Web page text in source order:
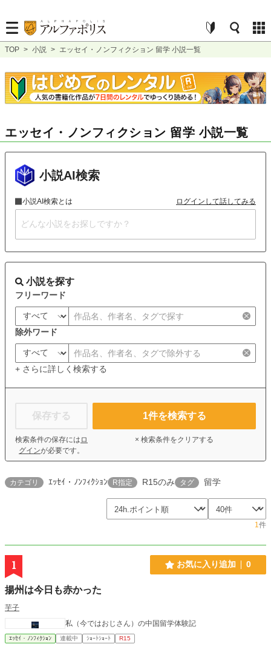
TOP > 小説 > エッセイ・ノンフィクション 留学 小説一覧
エッセイ・ノンフィクション 留学 小説一覧
小説AI検索
小説AI検索とは ログインして話してみる
小説を探す
フリーワード
除外ワード
+ さらに詳しく検索する
保存する
検索条件の保存には ロ
グインが必要です。
1件を検索する
× 検索条件をクリアする
カテゴリ ｴｯｾｲ・ﾉﾝﾌｨｸｼｮﾝ R指定 R15のみ タグ 留学
1件
1 お気に入り追加 0
揚州は今日も赤かった
芋子
私（今ではおじさん）の中国留学体験記
ｴｯｾｲ・ﾉﾝﾌｨｸｼｮﾝ 連載中 ｼｮｰﾄｼｮｰﾄ R15